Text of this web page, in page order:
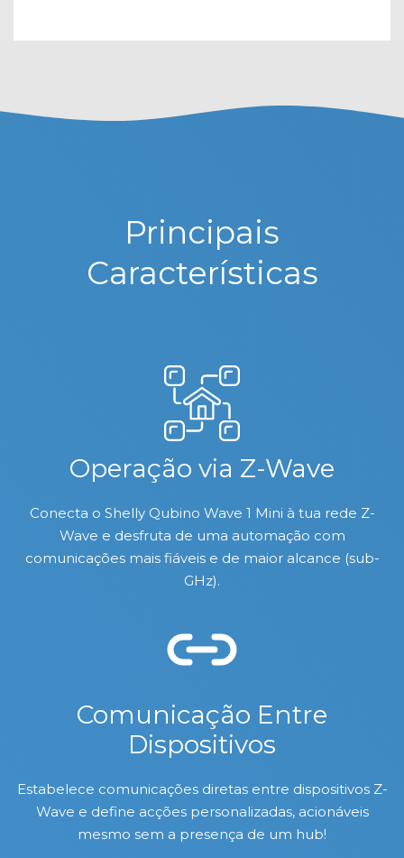
Principais
Características
Operação via Z-Wave
Conecta o Shelly Qubino Wave 1 Mini à tua rede Z-
Wave e desfruta de uma automação com
comunicações mais fiáveis e de maior alcance (sub-
GHz).
Comunicação Entre
Dispositivos
Estabelece comunicações diretas entre dispositivos Z-
Wave e define acções personalizadas, acionáveis
mesmo sem a presença de um hub!